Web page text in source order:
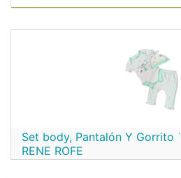
Set body, Pantalón Y Gorrito
RENE ROFE